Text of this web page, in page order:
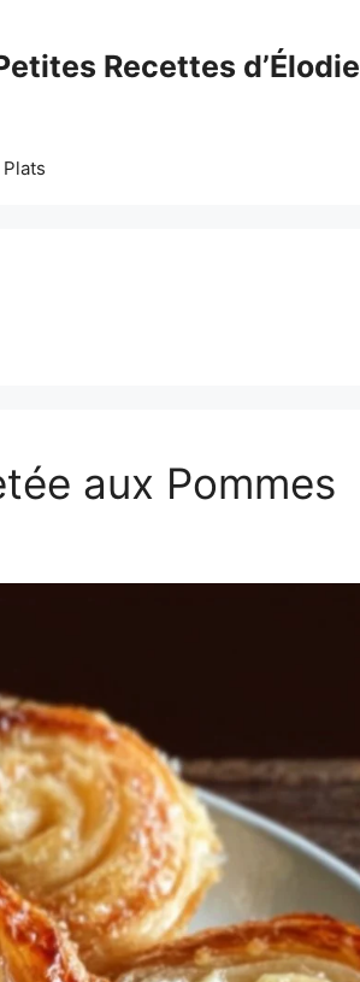
Recettes d’Élodie
Plats
aux Pommes